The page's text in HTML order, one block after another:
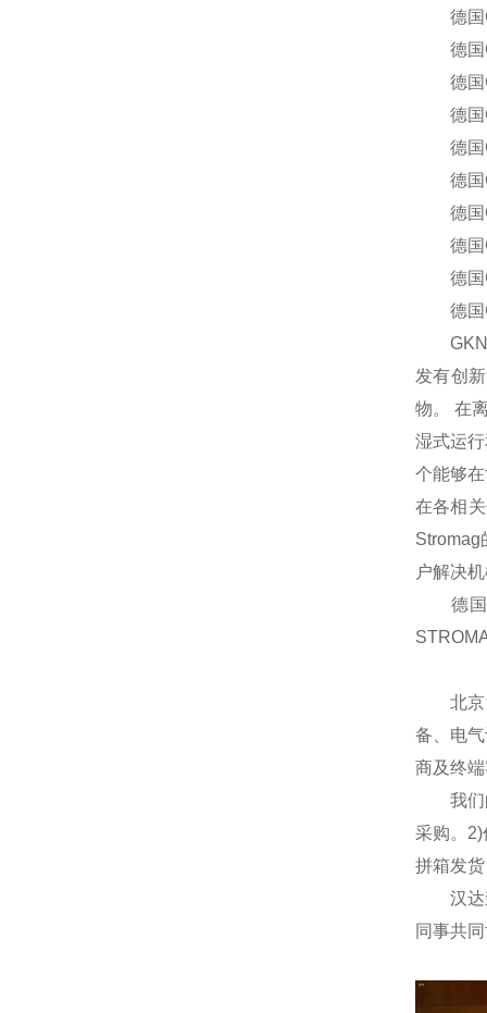
德国
德国
德国
德国
德国
德国
德国
德国
德国
德国
GKN
发有创
物。 在
湿式运
个能够
在各相
Stromag
户解决
德国
北京汉
备、电
商及终
我们的
采购。
拼箱发
汉达森
同事共